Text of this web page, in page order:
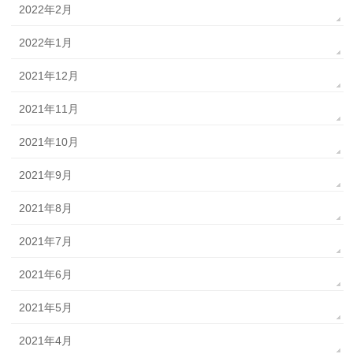
2022年2月
2022年1月
2021年12月
2021年11月
2021年10月
2021年9月
2021年8月
2021年7月
2021年6月
2021年5月
2021年4月